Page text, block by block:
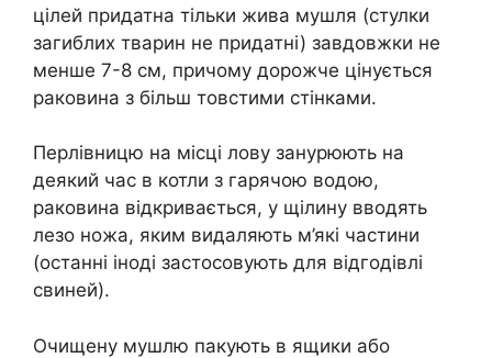
цілей придатна тільки жива мушля (стулки
загиблих тварин не придатні) завдовжки не
менше 7-8 см, причому дорожче цінується
раковина з більш товстими стінками.
Перлівницю на місці лову занурюють на
деякий час в котли з гарячою водою,
раковина відкривається, у щілину вводять
лезо ножа, яким видаляють м’які частини
(останні іноді застосовують для відгодівлі
свиней).
Очищену мушлю пакують в ящики або